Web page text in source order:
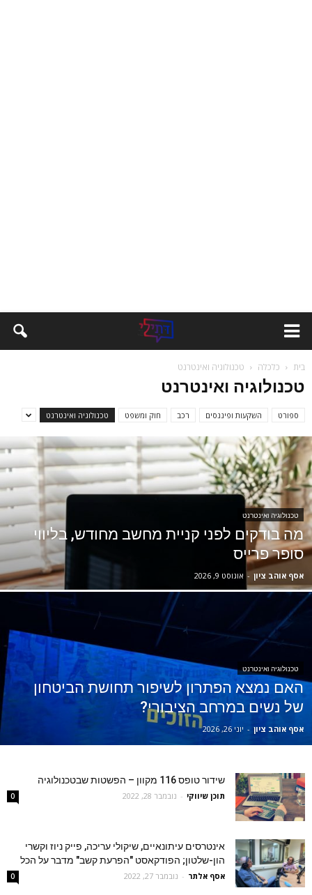
בית כלכלה טכנולוגיה ואינטרנט
טכנולוגיה ואינטרנט
ספורט השקעות ופיננסים רכב חוק ומשפט טכנולוגיה ואינטרנט
טכנולוגיה ואינטרנט
מה בודקים לפני קניית מחשב מחודש, בליווי
סופר פרייס
אסף אוהב ציון - אוגוסט 9, 2026
טכנולוגיה ואינטרנט
האם נמצא הפתרון לשיפור תחושת הביטחון
של נשים במרחב הציבורי?
אסף אוהב ציון - יוני 26, 2026
שידור טופס 116 מקוון – הפשטות שבטכנולוגיה
תוכן שיווקי - נובמבר 28, 2022 0
אינטרסים עיתונאיים, שיקולי עריכה, פייק ניוז וקשרי
הון-שלטון; הפודקאסט "הפרעת קשב" מדבר על הכל
אסף אלתר - נובמבר 27, 2022 0